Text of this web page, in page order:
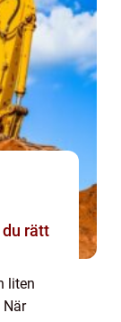
rätt
liten
När